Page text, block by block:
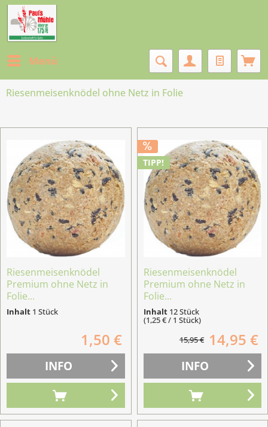
Menü
Riesenmeisenknödel ohne Netz in Folie
Riesenmeisenknödel
Premium ohne Netz in
Folie...
Inhalt 1 Stück
1,50 €
INFO
TIPP!
Riesenmeisenknödel
Premium ohne Netz in
Folie...
Inhalt 12 Stück
(1,25 € / 1 Stück)
15,95 € 14,95 €
INFO